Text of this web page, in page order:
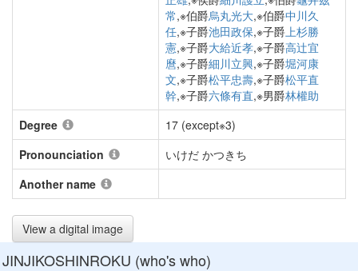
常,※伯爵烏丸光大,※伯爵中川久
任,※子爵池田政保,※子爵上杉勝
憲,※子爵大給近孝,※子爵高辻宜
麿,※子爵細川立興,※子爵堀河康
文,※子爵松平忠壽,※子爵松平直
幹,※子爵六條有直,※男爵林權助
Degree
17 (except※3)
Pronounciation
いけだ かつきち
Another name
View a digital image
JINJIKOSHINROKU (who's who)